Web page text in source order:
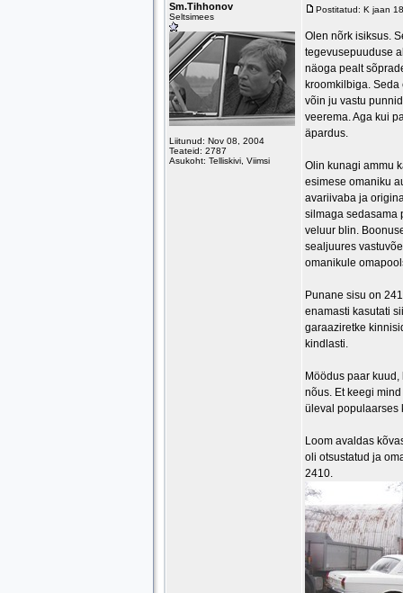
Sm.Tihhonov
Seltsimees
Liitunud: Nov 08, 2004
Teateid: 2787
Asukoht: Telliskivi, Viimsi
Postitatud: K jaan
Olen nõrk isiksus.
tegevusepuuduse
näoga pealt
kroomkilbiga.
võin ju vastu
veerema. Aga kui
äpardus.
Olin kunagi ammu
esimese omaniku
avariivaba ja
silmaga sedasama
veluur blin.
sealjuures
omanikule
Punane sisu on
enamasti kasutati
garaaziretke
kindlasti.
Möödus paar
nõus. Et keegi
üleval populaarses
Loom avaldas
oli otsustatud ja
2410.